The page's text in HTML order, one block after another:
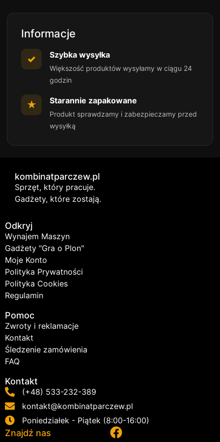
Informacje
✓ Szybka wysyłka
Większość produktów wysyłamy w ciągu 24
godzin
★ Starannie zapakowane
Produkt sprawdzamy i zabezpieczamy przed
wysyłką
kombinatparczew.pl
Sprzęt, który pracuje.
Gadżety, które zostają.
Odkryj
Wynajem Maszyn
Gadżety "Gra o Plon"
Moje Konto
Polityka Prywatności
Polityka Cookies
Regulamin
Pomoc
Zwroty i reklamacje
Kontakt
Śledzenie zamówienia
FAQ
Kontakt
(+48) 533-232-389
kontakt@kombinatparczew.pl
Poniedziałek - Piątek (8:00-16:00)
Znajdź nas